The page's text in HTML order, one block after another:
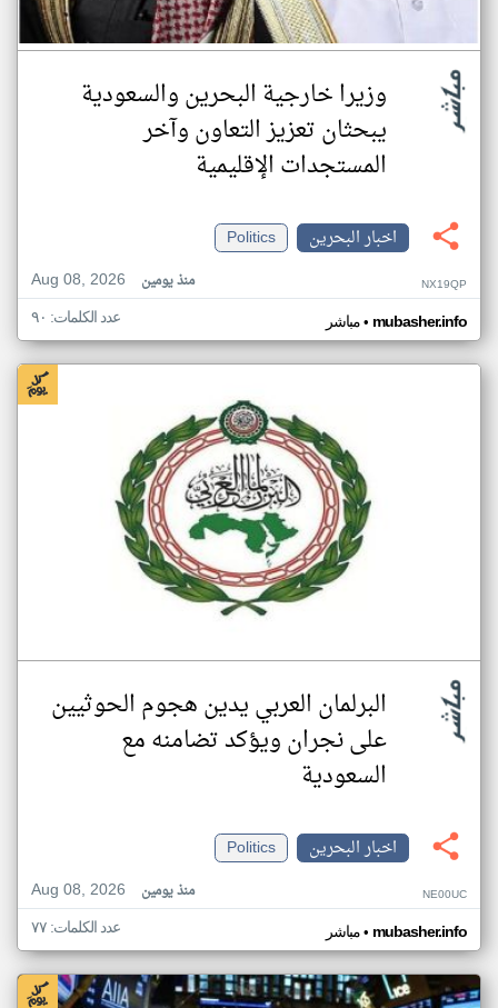
وزيرا خارجية البحرين والسعودية
يبحثان تعزيز التعاون وآخر
المستجدات الإقليمية
اخبار البحرين
Politics
Aug 08, 2026
منذ يومين NX19QP
مباشر• mubasher.info عدد الكلمات: ٩٠
البرلمان العربي يدين هجوم الحوثيين
على نجران ويؤكد تضامنه مع
السعودية
اخبار البحرين
Politics
Aug 08, 2026
منذ يومين NE00UC
مباشر• mubasher.info عدد الكلمات: ٧٧